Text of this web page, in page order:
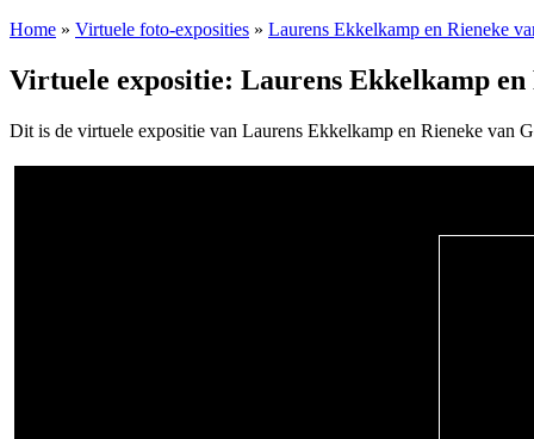
Home » Virtuele foto-exposities » Laurens Ekkelkamp en Rieneke
Virtuele expositie: Laurens Ekkelkamp en
Dit is de virtuele expositie van Laurens Ekkelkamp en Rieneke van